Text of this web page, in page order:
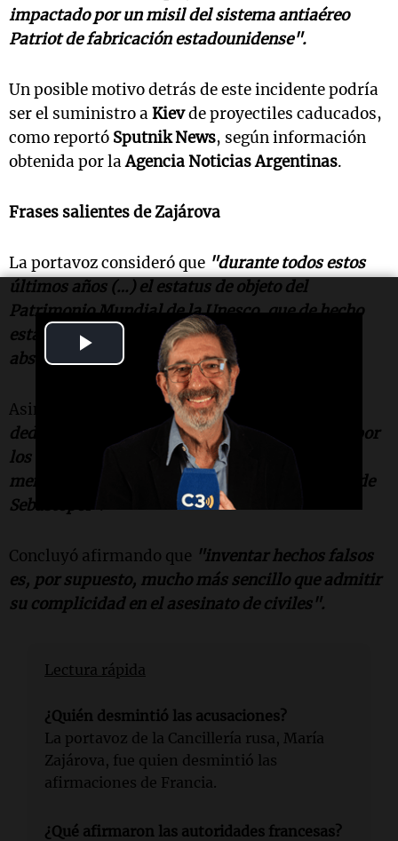
Video
impactado por un misil del sistema antiaéreo
Patriot de fabricación estadounidense".
Un posible motivo detrás de este incidente podría
ser el suministro aKievde proyectiles caducados,
como reportó Sputnik News, según información
obtenida por laAgencia Noticias Argentinas.
Frases salientes de Zajárova
La portavoz consideró que "durante todos estos
últimos años (…) el estatus de objeto del
Patrimonio Mundial de la Unesco, que de hecho
está siendo saqueado, no ha preocupado en
absoluto a Occidente".
Asimismo, subrayó que"ni Macron ni Barrot
dedicaron un minuto a expresar condolencias por
los civiles rusos asesinados en Starobelsk ni
mencionaron el ataque al Museo de la Defensa de
Sebastopol".
Concluyó afirmando que "inventar hechos falsos
es, por supuesto, mucho más sencillo que admitir
su complicidad en el asesinato de civiles".
Lectura rápida
¿Quién desmintió las acusaciones?
La portavoz de la Cancillería rusa, María
Zajárova, fue quien desmintió las
afirmaciones de Francia.
¿Qué afirmaron las autoridades francesas?